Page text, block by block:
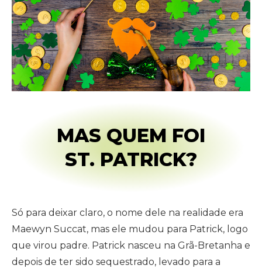
MAS QUEM FOI
ST. PATRICK?
Só para deixar claro, o nome dele na realidade era
Maewyn Succat, mas ele mudou para Patrick, logo
que virou padre. Patrick nasceu na Grã-Bretanha e
depois de ter sido sequestrado, levado para a